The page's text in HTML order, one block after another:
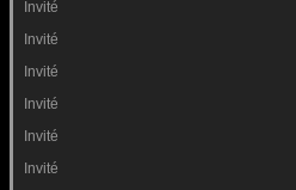
Invité
Invité
Invité
Invité
Invité
Invité